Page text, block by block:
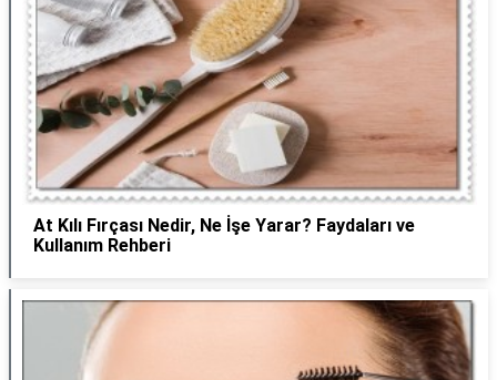
At Kılı Fırçası Nedir, Ne İşe Yarar? Faydaları ve
Kullanım Rehberi